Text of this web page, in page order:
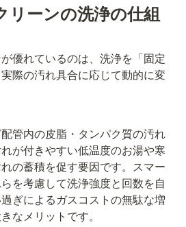
リーンの洗浄の仕組
優れているのは、洗浄を「固定
際の汚れ具合に応じて動的に変
管内の皮脂・タンパク質の汚れ
が付きやすい低温度のお湯や寒
の蓄積を促す要因です。スマー
を考慮して洗浄強度と回数を自
ぎによるガスコストの無駄な増
なメリットです。